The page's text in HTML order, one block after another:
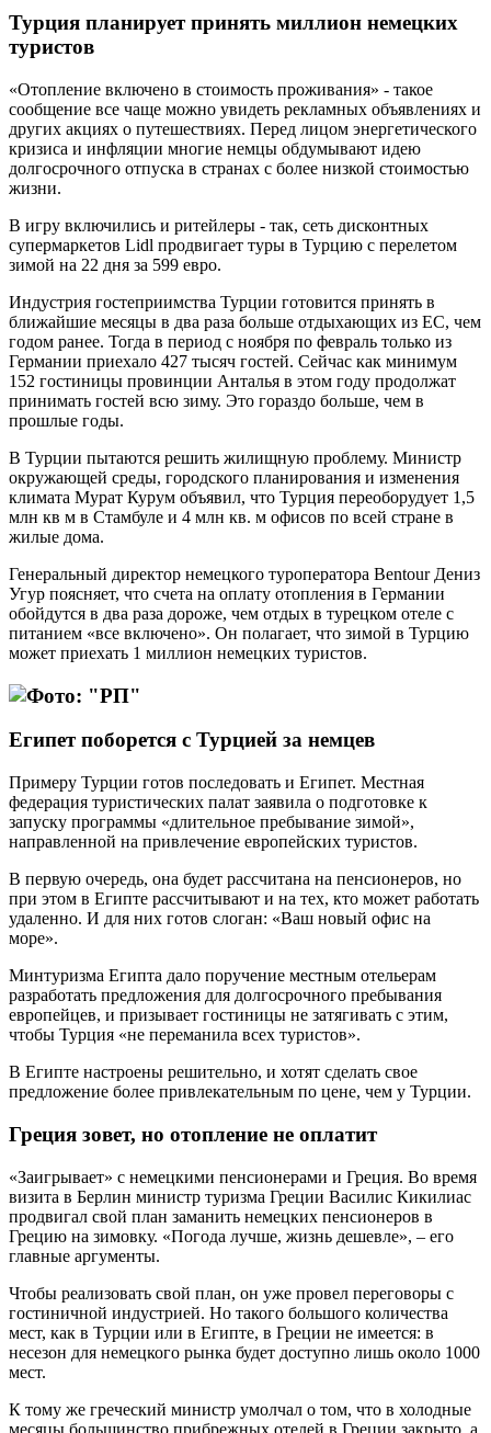
Турция планирует принять миллион немецких
туристов
«Отопление включено в стоимость проживания» - такое
сообщение все чаще можно увидеть рекламных объявлениях и
других акциях о путешествиях. Перед лицом энергетического
кризиса и инфляции многие немцы обдумывают идею
долгосрочного отпуска в странах с более низкой стоимостью
жизни.
В игру включились и ритейлеры - так, сеть дисконтных
супермаркетов Lidl продвигает туры в Турцию с перелетом
зимой на 22 дня за 599 евро.
Индустрия гостеприимства Турции готовится принять в
ближайшие месяцы в два раза больше отдыхающих из ЕС, чем
годом ранее. Тогда в период с ноября по февраль только из
Германии приехало 427 тысяч гостей. Сейчас как минимум
152 гостиницы провинции Анталья в этом году продолжат
принимать гостей всю зиму. Это гораздо больше, чем в
прошлые годы.
В Турции пытаются решить жилищную проблему. Министр
окружающей среды, городского планирования и изменения
климата Мурат Курум объявил, что Турция переоборудует 1,5
млн кв м в Стамбуле и 4 млн кв. м офисов по всей стране в
жилые дома.
Генеральный директор немецкого туроператора Bentour Дениз
Угур поясняет, что счета на оплату отопления в Германии
обойдутся в два раза дороже, чем отдых в турецком отеле с
питанием «все включено». Он полагает, что зимой в Турцию
может приехать 1 миллион немецких туристов.
Египет поборется с Турцией за немцев
Примеру Турции готов последовать и Египет. Местная
федерация туристических палат заявила о подготовке к
запуску программы «длительное пребывание зимой»,
направленной на привлечение европейских туристов.
В первую очередь, она будет рассчитана на пенсионеров, но
при этом в Египте рассчитывают и на тех, кто может работать
удаленно. И для них готов слоган: «Ваш новый офис на
море».
Минтуризма Египта дало поручение местным отельерам
разработать предложения для долгосрочного пребывания
европейцев, и призывает гостиницы не затягивать с этим,
чтобы Турция «не переманила всех туристов».
В Египте настроены решительно, и хотят сделать свое
предложение более привлекательным по цене, чем у Турции.
Греция зовет, но отопление не оплатит
«Заигрывает» с немецкими пенсионерами и Греция. Во время
визита в Берлин министр туризма Греции Василис Кикилиас
продвигал свой план заманить немецких пенсионеров в
Грецию на зимовку. «Погода лучше, жизнь дешевле», – его
главные аргументы.
Чтобы реализовать свой план, он уже провел переговоры с
гостиничной индустрией. Но такого большого количества
мест, как в Турции или в Египте, в Греции не имеется: в
несезон для немецкого рынка будет доступно лишь около 1000
мест.
К тому же греческий министр умолчал о том, что в холодные
месяцы большинство прибрежных отелей в Греции закрыто, а